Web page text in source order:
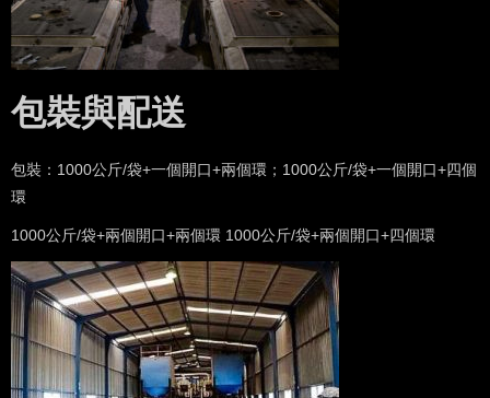
包裝與配送
包裝：1000公斤/袋+一個開口+兩個環；1000公斤/袋+一個開口+四個
環
1000公斤/袋+兩個開口+兩個環 1000公斤/袋+兩個開口+四個環